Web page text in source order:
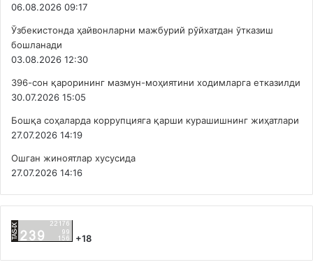
06.08.2026 09:17
Ўзбекистонда ҳайвонларни мажбурий рўйхатдан ўтказиш
бошланади
03.08.2026 12:30
396-сон қарорининг мазмун-моҳиятини ходимларга етказилди
30.07.2026 15:05
Бошқа соҳаларда коррупцияга қарши курашишнинг жиҳатлари
27.07.2026 14:19
Ошган жиноятлар хусусида
27.07.2026 14:16
+18